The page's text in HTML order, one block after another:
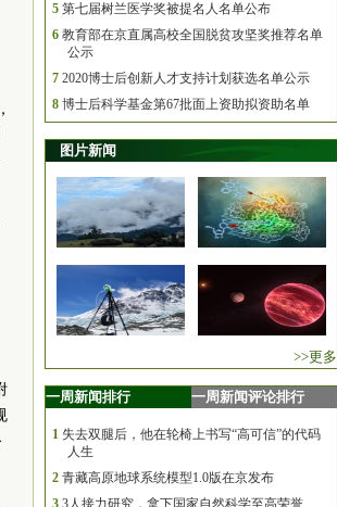
5 第七届树兰医学奖被提名人名单公布
6 教育部在京直属高校全国脱贫攻坚奖推荐名单
公示
7 2020博士后创新人才支持计划获选名单公示
8 博士后科学基金第67批面上资助拟资助名单
图片新闻
>>更多
一周新闻排行 一周新闻评论排行
1 失去双腿后，他在轮椅上书写“高可信”的代码
人生
2 青藏高原地球系统模型1.0版在京发布
3 3人接力研究，拿下国家自然科学至高荣誉